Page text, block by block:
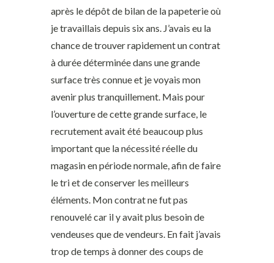
après le dépôt de bilan de la papeterie où
je travaillais depuis six ans. J’avais eu la
chance de trouver rapidement un contrat
à durée déterminée dans une grande
surface très connue et je voyais mon
avenir plus tranquillement. Mais pour
l’ouverture de cette grande surface, le
recrutement avait été beaucoup plus
important que la nécessité réelle du
magasin en période normale, afin de faire
le tri et de conserver les meilleurs
éléments. Mon contrat ne fut pas
renouvelé car il y avait plus besoin de
vendeuses que de vendeurs. En fait j’avais
trop de temps à donner des coups de